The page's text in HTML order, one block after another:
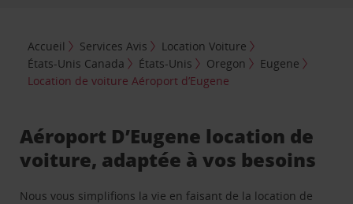
Accueil Services Avis
Location Voiture
États-Unis Canada
États-Unis Oregon
Eugene
Location de voiture Aéroport d’Eugene
Aéroport D’Eugene location de
voiture, adaptée à vos besoins
Nous vous simplifions la vie en faisant de la location de